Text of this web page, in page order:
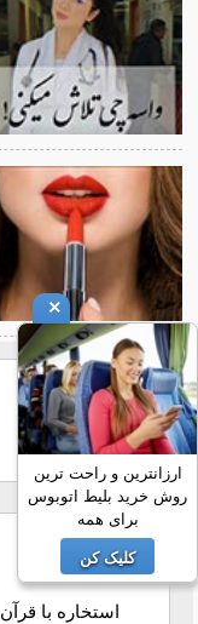
فال حافظ
استخاره با قرآن
×
ارزانترین و راحت ترین
روش خرید بلیط اتوبوس
برای همه
کلیک کن